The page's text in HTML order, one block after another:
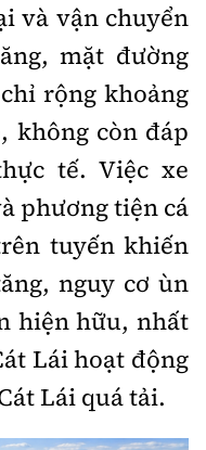
và vận chuyển
mặt đường
rộng khoảng
không còn đáp
tế. Việc xe
phương tiện cá
tuyến khiến
nguy cơ ùn
hiện hữu, nhất
Lái hoạt động
Lái quá tải.